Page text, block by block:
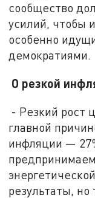
сообщество
усилий, чтобы
особенно
демократиями.
О резкой
- Резкий рост
главной
инфляции —
результаты, но